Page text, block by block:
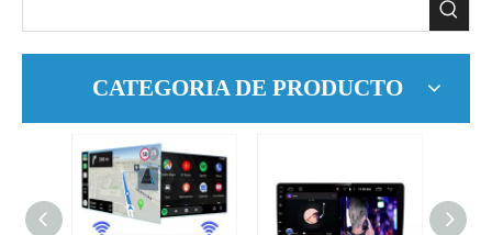
CATEGORIA DE PRODUCTO